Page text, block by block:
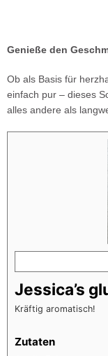
Genieße den
Ob als Basis für
einfach pur – dieses
alles andere als
Jessica’s
Kräftig aromatisch!
Zutaten